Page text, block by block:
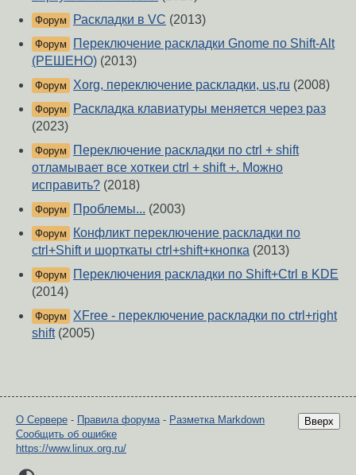
Форум Раскладки в VC (2013)
Форум
Переключение раскладки Gnome по Shift-Alt
(РЕШЕНО) (2013)
Форум Xorg, переключение раскладки, us,ru (2008)
Форум
Раскладка клавиатуры меняется через раз
(2023)
Форум
Переключение раскладки по ctrl + shift
отламывает все хоткеи ctrl + shift +. Можно
исправить? (2018)
Форум Проблемы... (2003)
Форум
Конфликт переключение раскладки по
ctrl+Shift и шорткаты ctrl+shift+кнопка (2013)
Форум
Переключения раскладки по Shift+Ctrl в KDE
(2014)
Форум
XFree - переключение раскладки по ctrl+right
shift(2005)
Вверх
О Сервере - Правила форума- Разметка Markdown
Сообщить об ошибке
https://www.linux.org.ru/